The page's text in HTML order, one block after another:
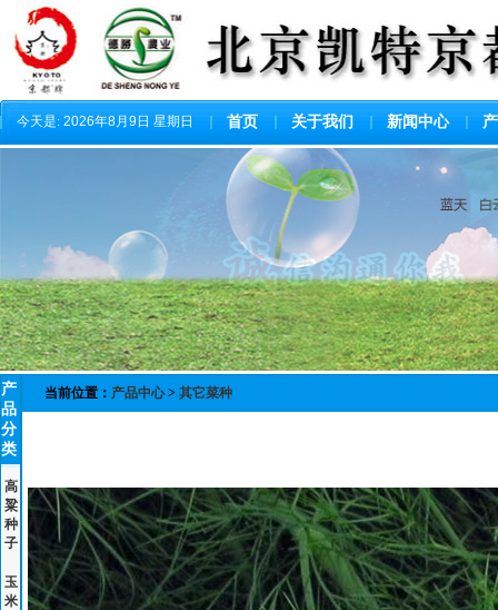
今天是: 2026年8月9日 星期日 首页 关于我们 新闻中心
产
品
分
类
高
粱
种
子
玉
米
当前位置： 产品中心> 其它菜种